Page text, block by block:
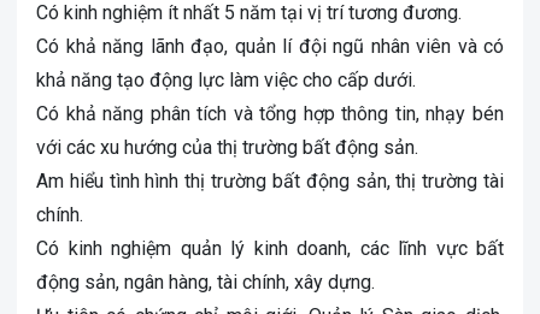
Có kinh nghiệm ít nhất 5 năm tại vị trí tương đương.
Có khả năng lãnh đạo, quản lí đội ngũ nhân viên và có
khả năng tạo động lực làm việc cho cấp dưới.
Có khả năng phân tích và tổng hợp thông tin, nhạy bén
với các xu hướng của thị trường bất động sản.
Am hiểu tình hình thị trường bất động sản, thị trường tài
chính.
Có kinh nghiệm quản lý kinh doanh, các lĩnh vực bất
động sản, ngân hàng, tài chính, xây dựng.